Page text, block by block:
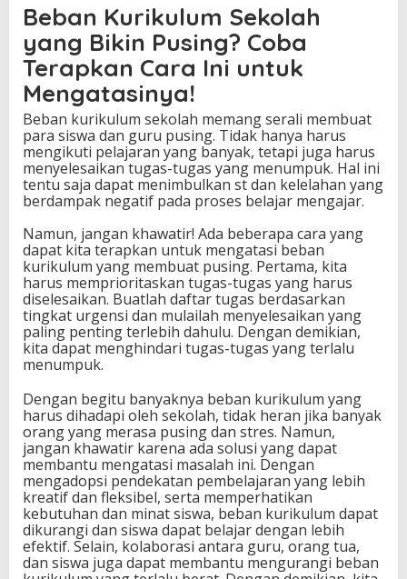
Beban Kurikulum Sekolah
yang Bikin Pusing? Coba
Terapkan Cara Ini untuk
Mengatasinya!
Beban kurikulum sekolah memang serali membuat
para siswa dan guru pusing. Tidak hanya harus
mengikuti pelajaran yang banyak, tetapi juga harus
menyelesaikan tugas-tugas yang menumpuk. Hal ini
tentu saja dapat menimbulkan st dan kelelahan yang
berdampak negatif pada proses belajar mengajar.
Namun, jangan khawatir! Ada beberapa cara yang
dapat kita terapkan untuk mengatasi beban
kurikulum yang membuat pusing. Pertama, kita
harus memprioritaskan tugas-tugas yang harus
diselesaikan. Buatlah daftar tugas berdasarkan
tingkat urgensi dan mulailah menyelesaikan yang
paling penting terlebih dahulu. Dengan demikian,
kita dapat menghindari tugas-tugas yang terlalu
menumpuk.
Dengan begitu banyaknya beban kurikulum yang
harus dihadapi oleh sekolah, tidak heran jika banyak
orang yang merasa pusing dan stres. Namun,
jangan khawatir karena ada solusi yang dapat
membantu mengatasi masalah ini. Dengan
mengadopsi pendekatan pembelajaran yang lebih
kreatif dan fleksibel, serta memperhatikan
kebutuhan dan minat siswa, beban kurikulum dapat
dikurangi dan siswa dapat belajar dengan lebih
efektif. Selain, kolaborasi antara guru, orang tua,
dan siswa juga dapat membantu mengurangi beban